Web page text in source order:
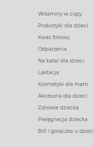
Witaminy w ciąży
Probiotyki dla dzieci
Kwas foliowy
Odparzenia
Na katar dla dzieci
Laktacja
Kosmetyki dla mam
Akcesoria dla dzieci
Zdrowie dziecka
Pielęgnacja dziecka
Ból i gorączka u dzieci